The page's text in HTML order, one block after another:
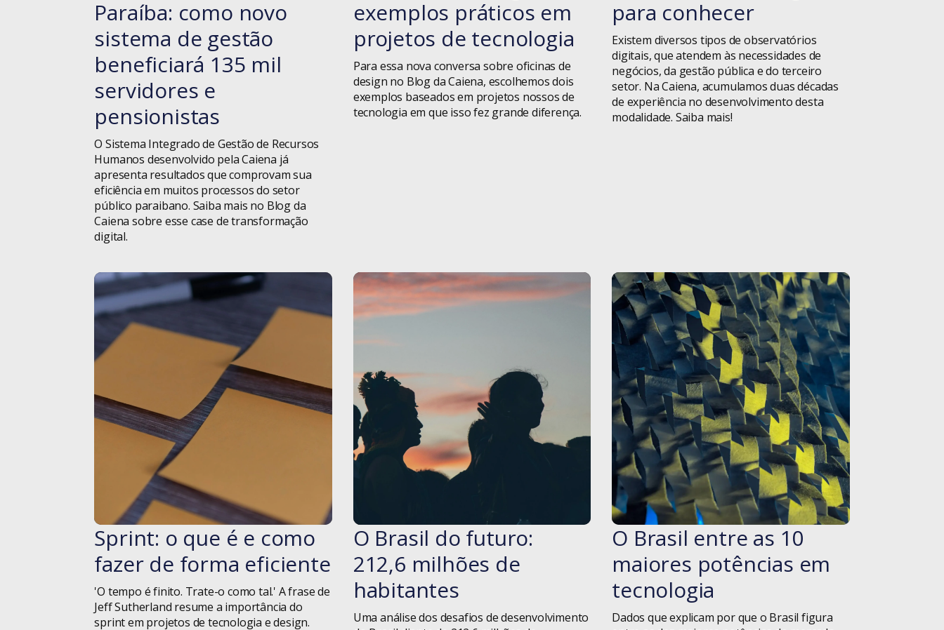
Tecnologia
Terceiro Setor
Weleto
Equipes de
Tecnologia
Eventos
Fintechs
iF Design Award
Iniciativa Privada
Inovação
Inteligência
Artificial
Livros
Logística
Manifesto Ágil
Metodologia
Metodologia Ágil
Mulheres na
Tecnologia
Paraíba: como novo
sistema de gestão
beneficiará 135 mil
servidores e
pensionistas
O Sistema Integrado de Gestão de Recursos
Humanos desenvolvido pela Caiena já
apresenta resultados que comprovam sua
eficiência em muitos processos do setor
público paraibano. Saiba mais no Blog da
Caiena sobre esse case de transformação
digital.
exemplos práticos em
projetos de tecnologia
Para essa nova conversa sobre oficinas de
design no Blog da Caiena, escolhemos dois
exemplos baseados em projetos nossos de
tecnologia em que isso fez grande diferença.
para conhecer
Existem diversos tipos de observatórios
digitais, que atendem às necessidades de
negócios, da gestão pública e do terceiro
setor. Na Caiena, acumulamos duas décadas
de experiência no desenvolvimento desta
modalidade. Saiba mais!
#blog
Sprint: o que é e como
fazer de forma eficiente
'O tempo é finito. Trate-o como tal.' A frase de
Jeff Sutherland resume a importância do
sprint em projetos de tecnologia e design.
#blog
O Brasil do futuro:
212,6 milhões de
habitantes
Uma análise dos desafios de desenvolvimento
#blog
O Brasil entre as 10
maiores potências em
tecnologia
Dados que explicam por que o Brasil figura